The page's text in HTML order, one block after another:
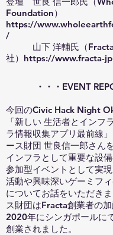
Foundation）
https://
/
山下 洋輔氏（Fracta
社） https://www.fracta-
・・・EVENT
今回のCivic Hack Night
「新しい 生活者とインフ
ラ情報収集アプリ最前線
ース財団 世良信一郎さん
インフラとして重要な設
参加型イベントとして実
活動や興味深いゲーミフ
についてお話をいただき
ス財団はFracta創業者の
2020年にシンガポールに
創業されました。